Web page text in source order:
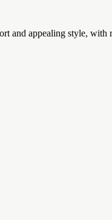
ort and appealing style, with r